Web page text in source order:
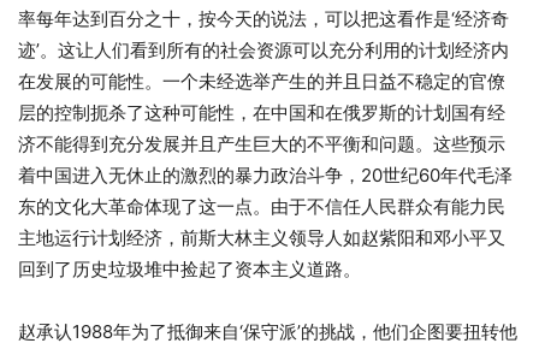
率每年达到百分之十，按今天的说法，可以把这看作是‘经济奇
迹’。这让人们看到所有的社会资源可以充分利用的计划经济内
在发展的可能性。一个未经选举产生的并且日益不稳定的官僚
层的控制扼杀了这种可能性，在中国和在俄罗斯的计划国有经
济不能得到充分发展并且产生巨大的不平衡和问题。这些预示
着中国进入无休止的激烈的暴力政治斗争，20世纪60年代毛泽
东的文化大革命体现了这一点。由于不信任人民群众有能力民
主地运行计划经济，前斯大林主义领导人如赵紫阳和邓小平又
回到了历史垃圾堆中捡起了资本主义道路。
赵承认1988年为了抵御来自‘保守派’的挑战，他们企图要扭转他